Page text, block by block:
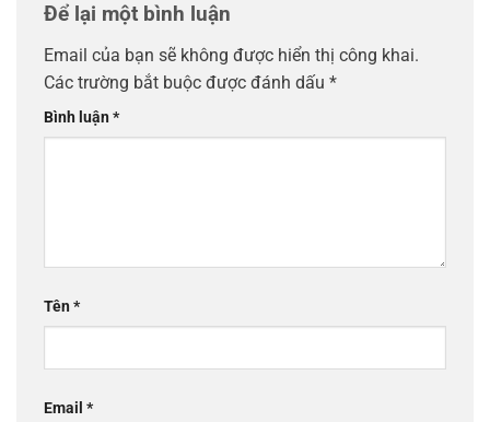
Để lại một bình luận
Email của bạn sẽ không được hiển thị công khai.
Các trường bắt buộc được đánh dấu *
Bình luận*
Tên*
Email *